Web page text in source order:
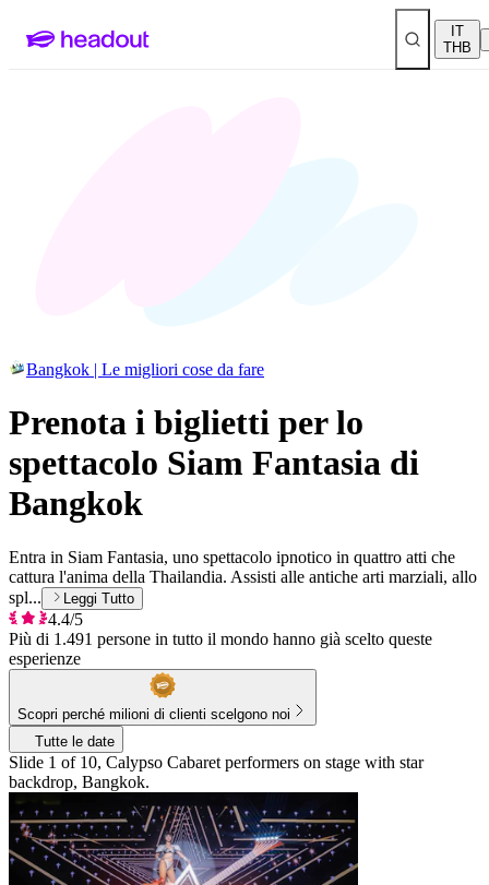
IT
THB
Bangkok | Le migliori cose da fare
Prenota i biglietti per lo
spettacolo Siam Fantasia di
Bangkok
Entra in Siam Fantasia, uno spettacolo ipnotico in quattro atti che
cattura l'anima della Thailandia. Assisti alle antiche arti marziali, allo
spl...
Leggi Tutto
4.4/5
Più di 1.491 persone in tutto il mondo hanno già scelto queste
esperienze
Scopri perché milioni di clienti scelgono noi
Tutte le date
Slide 1 of 10, Calypso Cabaret performers on stage with star
backdrop, Bangkok.